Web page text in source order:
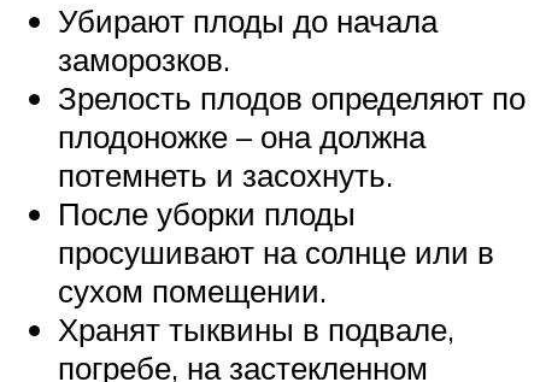
Убирают плоды до начала
заморозков.
Зрелость плодов определяют по
плодоножке – она должна
потемнеть и засохнуть.
После уборки плоды
просушивают на солнце или в
сухом помещении.
Хранят тыквины в подвале,
погребе, на застекленном